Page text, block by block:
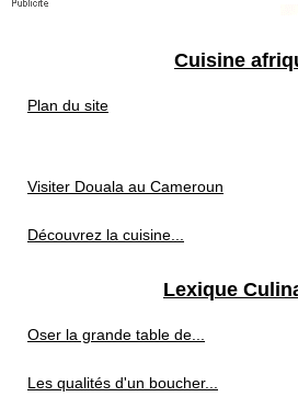
Cuisine
Plan du site
Visiter Douala au Cameroun
Découvrez la cuisine...
Lexique
Oser la grande table de...
Les qualités d'un boucher...